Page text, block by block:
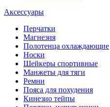
Аксессуары
Перчатки
Магнезия
Полотенца охлаждающие
Носки
Шейкеры спортивные
Манжеты для тяги
Ремни
Пояса для похудения
Кинезио тейпы